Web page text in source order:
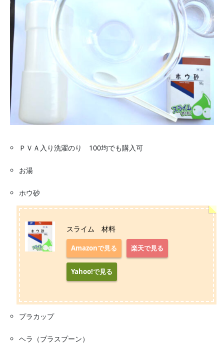
ＰＶＡ入り洗濯のり 100均でも購入可
お湯
ホウ砂
スライム 材料
Amazonで見る 楽天で見る
Yahoo!で見る
プラカップ
ヘラ（プラスプーン）